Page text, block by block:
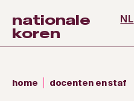
nationale
koren
NL
home docenten en staf